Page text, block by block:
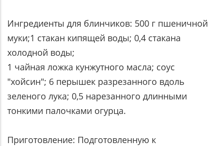
Ингредиенты для блинчиков: 500 г пшеничной
муки;1 стакан кипящей воды; 0,4 стакана
холодной воды;
1 чайная ложка кунжутного масла; соус
"хойсин"; 6 перышек разрезанного вдоль
зеленого лука; 0,5 нарезанного длинными
тонкими палочками огурца.
Приготовление: Подготовленную к